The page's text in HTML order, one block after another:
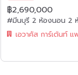
฿2,690,000